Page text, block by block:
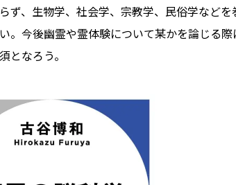
ず、生物学、社会学、宗教学、民俗学などを
。今後幽霊や霊体験について某かを論じる
となろう。